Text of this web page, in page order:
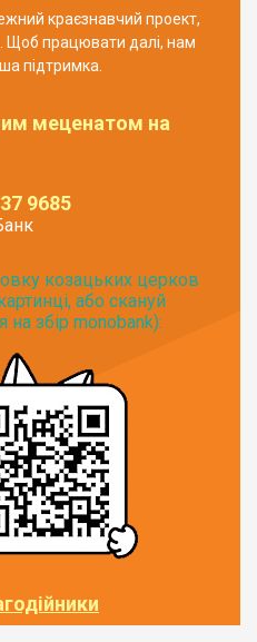
краєзнавчий проект,
Щоб працювати далі, нам
підтримка.
меценатом на
9685
козацьких церков
або скануй
на збір monobank):